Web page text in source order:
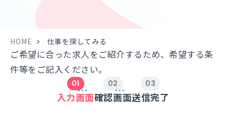
HOME 仕事を探してみる
ご希望に合った求人をご紹介するため、希望する条
件等をご記入ください。
入力画面確認画面送信完了